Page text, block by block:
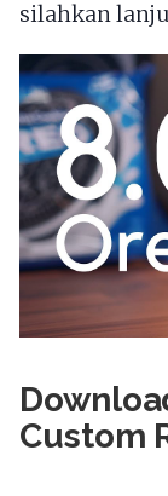
silahkan
Custom